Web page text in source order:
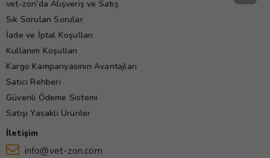
vet-zon'da Alışveriş ve Satış
Sık Sorulan Sorular
İade ve İptal Koşulları
Kullanım Koşulları
Kargo Kampanyasının Avantajları
Satıcı Rehberi
Güvenli Ödeme Sistemi
Satışı Yasaklı Ürünler
İletişim
info@vet-zon.com